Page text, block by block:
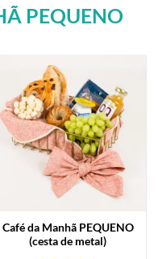
PEQUENO
Café da Manhã PEQUENO
(cesta de metal)